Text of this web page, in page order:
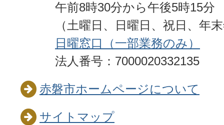
午前8時30分から午後5時15分
（土曜日、日曜日、祝日、年
日曜窓口（一部業務のみ）
法人番号：7000020332135
赤磐市ホームページについて
サイトマップ